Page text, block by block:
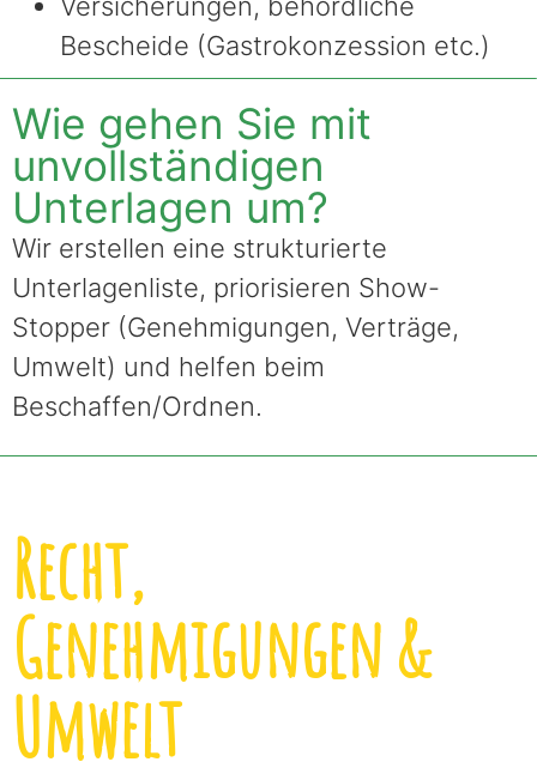
Bescheide (Gastrokonzession etc.)
Wie gehen Sie mit
unvollständigen
Unterlagen um?
Wir erstellen eine strukturierte
Unterlagenliste, priorisieren Show-
Stopper (Genehmigungen, Verträge,
Umwelt) und helfen beim
Beschaffen/Ordnen.
Recht,
Genehmigungen &
Umwelt